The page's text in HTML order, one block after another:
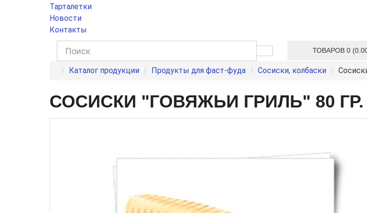
Тарталетки
Новости
Контакты
ТОВАРОВ 0
Каталог продукции Продукты для фаст-фуда Сосиски, колбаски
СОСИСКИ "ГОВЯЖЬИ ГРИЛЬ" 80 ГР.